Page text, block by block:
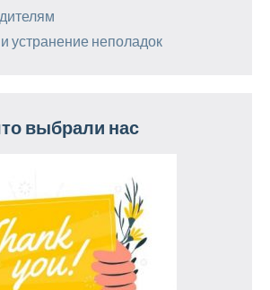
устранение неполадок
выбрали нас